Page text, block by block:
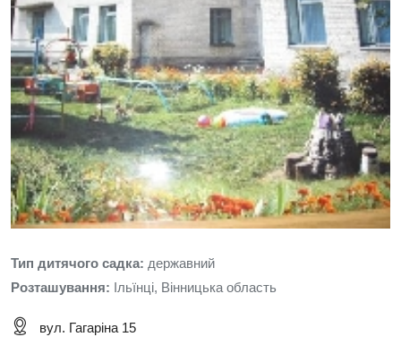
Тип дитячого садка: державний
Розташування: Ільїнці, Вінницька область
вул. Гагаріна 15